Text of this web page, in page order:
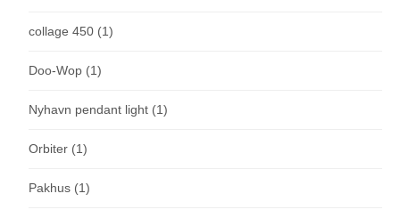
collage 450 (1)
Doo-Wop (1)
Nyhavn pendant light (1)
Orbiter (1)
Pakhus (1)